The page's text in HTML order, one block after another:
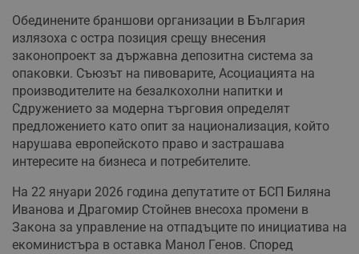
Обединените браншови организации в България
излязоха с остра позиция срещу внесения
законопроект за държавна депозитна система за
опаковки. Съюзът на пивоварите, Асоциацията на
производителите на безалкохолни напитки и
Сдружението за модерна търговия определят
предложението като опит за национализация, който
нарушава европейското право и застрашава
интересите на бизнеса и потребителите.
На 22 януари 2026 година депутатите от БСП Биляна
Иванова и Драгомир Стойнев внесоха промени в
Закона за управление на отпадъците по инициатива на
екоминистъра в оставка Манол Генов. Според